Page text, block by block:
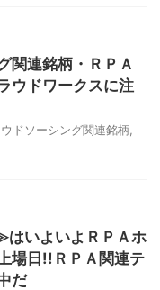
関連銘柄・ＲＰＡ
ウドワークスに注
ドソーシング関連銘柄
いよいよＲＰＡホ
場日!!ＲＰＡ関連テ
だ